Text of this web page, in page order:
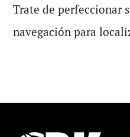
Trate de perfeccionar
navegación para